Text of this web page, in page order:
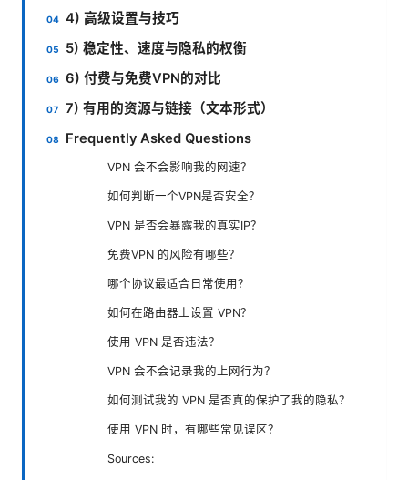
4) 高级设置与技巧
5) 稳定性、速度与隐私的权衡
6) 付费与免费VPN的对比
7) 有用的资源与链接（文本形式）
Frequently Asked Questions
VPN 会不会影响我的网速？
如何判断一个VPN是否安全？
VPN 是否会暴露我的真实IP？
免费VPN 的风险有哪些？
哪个协议最适合日常使用？
如何在路由器上设置 VPN？
使用 VPN 是否违法？
VPN 会不会记录我的上网行为？
如何测试我的 VPN 是否真的保护了我的隐私？
使用 VPN 时，有哪些常见误区？
Sources: